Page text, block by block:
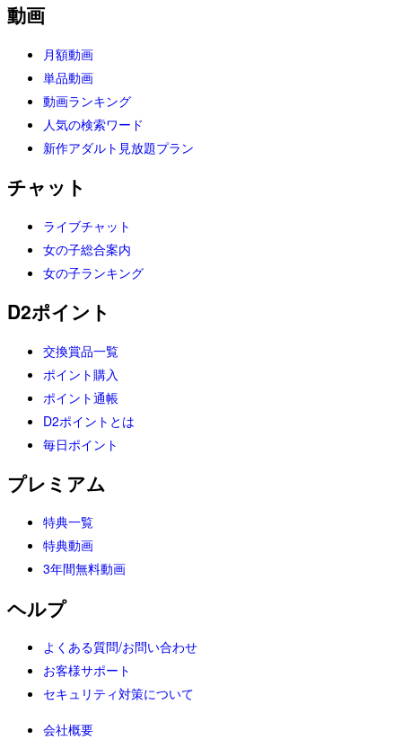
動画
月額動画
単品動画
動画ランキング
人気の検索ワード
新作アダルト見放題プラン
チャット
ライブチャット
女の子総合案内
女の子ランキング
D2ポイント
交換賞品一覧
ポイント購入
ポイント通帳
D2ポイントとは
毎日ポイント
プレミアム
特典一覧
特典動画
3年間無料動画
ヘルプ
よくある質問/お問い合わせ
お客様サポート
セキュリティ対策について
会社概要